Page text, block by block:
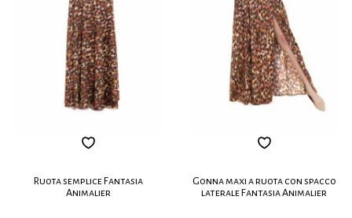
Ruota semplice Fantasia
Animalier
Gonna maxi a ruota con spacco
laterale Fantasia Animalier